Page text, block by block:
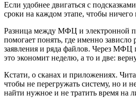
Если удобнее двигаться с
сроки на каждом этапе, чтобы ничего
Разница между МФЦ и электронной
помогает понять, где именно
заявления и ряда файлов. Через МФЦ
это экономит неделю, а то и две:
Кстати, о сканах и приложениях.
чтобы не перегружать систему, но и
найти нужное и не тратить время на